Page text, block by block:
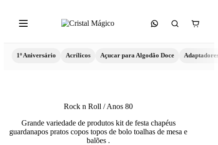
1º Aniversário Acrílicos Açucar para Algodão Doce
Rock n Roll / Anos 80
Grande variedade de produtos kit de festa chapéus
guardanapos pratos copos topos de bolo toalhas de mesa e
balões .